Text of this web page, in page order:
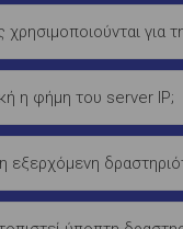
χρησιμοποιούνται για
η φήμη του server IP;
εξερχόμενη